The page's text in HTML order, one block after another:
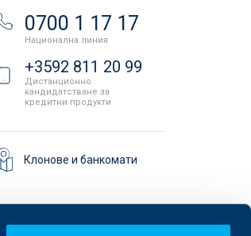
0700 1 17 17
Национална линия
+3592 811 20 99
Дистанционно
кандидатстване за
кредитни продукти
Клонове и банкомати